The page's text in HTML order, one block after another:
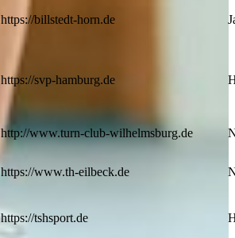
https://billstedt-horn.de
https://svp-hamburg.de
http://www.turn-club-wilhelmsburg.de
https://www.th-eilbeck.de
https://tshsport.de